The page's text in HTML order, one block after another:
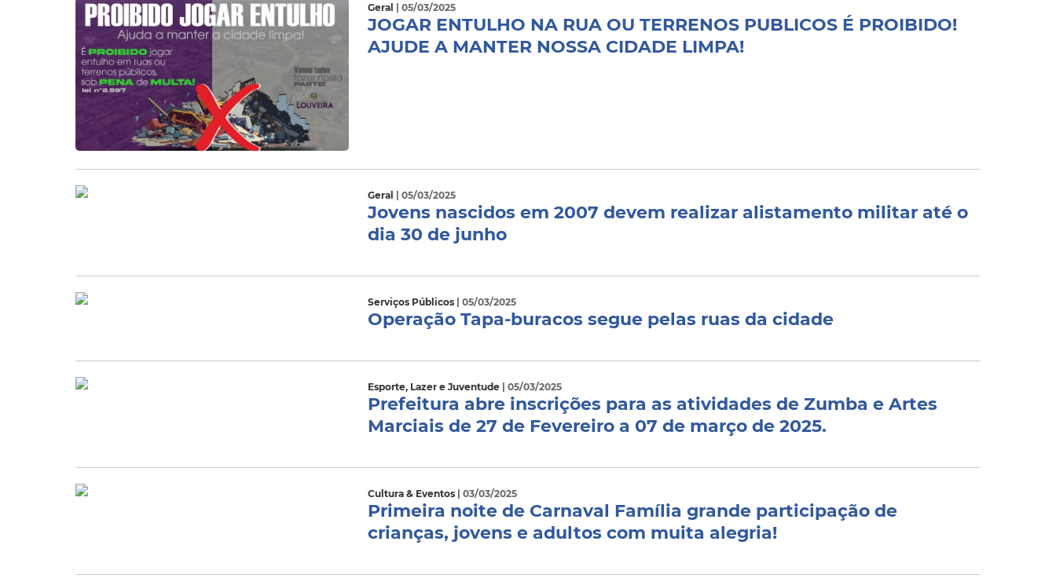
Geral | 05/03/2025
JOGAR ENTULHO NA RUA OU TERRENOS PUBLICOS É PROIBIDO!
AJUDE A MANTER NOSSA CIDADE LIMPA!
Geral | 05/03/2025
Jovens nascidos em 2007 devem realizar alistamento militar até o
dia 30 de junho
Serviços Públicos | 05/03/2025
Operação Tapa-buracos segue pelas ruas da cidade
Esporte, Lazer e Juventude | 05/03/2025
Prefeitura abre inscrições para as atividades de Zumba e Artes
Marciais de 27 de Fevereiro a 07 de março de 2025.
Cultura & Eventos | 03/03/2025
Primeira noite de Carnaval Família grande participação de
crianças, jovens e adultos com muita alegria!